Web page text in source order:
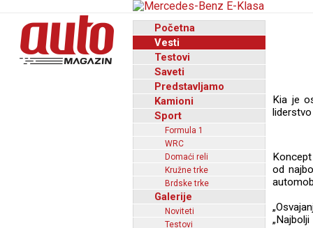
Početna
Vesti
Testovi
Saveti
Predstavljamo
Kamioni
Sport
Formula 1
WRC
Domaći reli
Kružne trke
Brdske trke
Galerije
Noviteti
Testovi
Kia je
od